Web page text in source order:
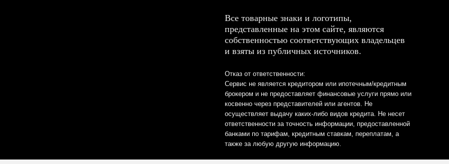
Все товарные знаки и логотипы,
представленные на этом сайте, являются
собственностью соответствующих владельцев
и взяты из публичных источников.
Отказ от ответственности:
Сервис не является кредитором или ипотечным/кредитным
брокером и не предоставляет финансовые услуги прямо или
косвенно через представителей или агентов. Не
осуществляет выдачу каких-либо видов кредита. Не несет
ответственности за точность информации, предоставленной
банками по тарифам, кредитным ставкам, переплатам, а
также за любую другую информацию.